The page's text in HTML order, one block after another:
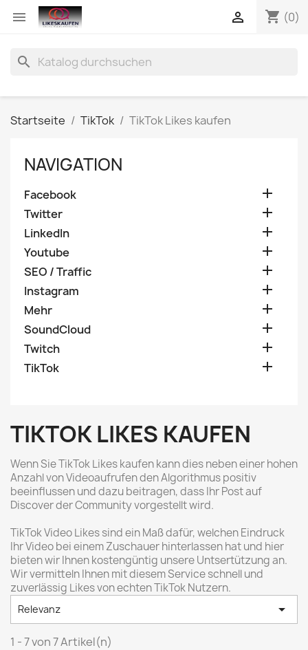
 shopping_cart (0)

search
Startseite TikTok TikTok Likes kaufen
NAVIGATION
Facebook 
Twitter 
LinkedIn 
Youtube 
SEO / Traffic 
Instagram 
Mehr 
SoundCloud 
Twitch 
TikTok 
TIKTOK LIKES KAUFEN
Wenn Sie TikTok Likes kaufen kann dies neben einer hohen
Anzahl von Videoaufrufen den Algorithmus positiv
beeinflussen und dazu beitragen, dass Ihr Post auf
Discover der Community vorgestellt wird.
TikTok Video Likes sind ein Maß dafür, welchen Eindruck
Ihr Video bei einem Zuschauer hinterlassen hat und hier
bieten wir Ihnen kostengüntig unsere Untsertützung an.
Wir vermitteln Ihnen mit diesem Service schnell und
zuverlässig Likes von echten TikTok Nutzern.
Relevanz 
1 - 7 von 7 Artikel(n)